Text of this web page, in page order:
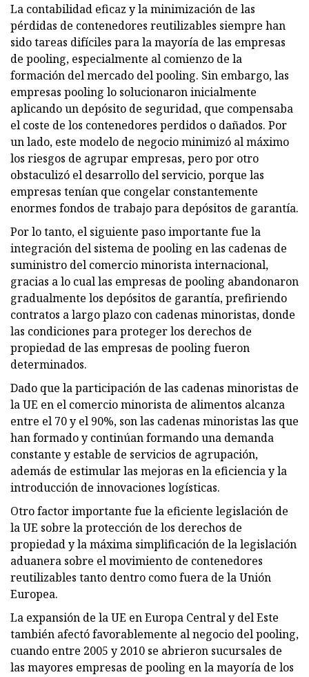
La contabilidad eficaz y la minimización de las
pérdidas de contenedores reutilizables siempre han
sido tareas difíciles para la mayoría de las empresas
de pooling, especialmente al comienzo de la
formación del mercado del pooling. Sin embargo, las
empresas pooling lo solucionaron inicialmente
aplicando un depósito de seguridad, que compensaba
el coste de los contenedores perdidos o dañados. Por
un lado, este modelo de negocio minimizó al máximo
los riesgos de agrupar empresas, pero por otro
obstaculizó el desarrollo del servicio, porque las
empresas tenían que congelar constantemente
enormes fondos de trabajo para depósitos de garantía.
Por lo tanto, el siguiente paso importante fue la
integración del sistema de pooling en las cadenas de
suministro del comercio minorista internacional,
gracias a lo cual las empresas de pooling abandonaron
gradualmente los depósitos de garantía, prefiriendo
contratos a largo plazo con cadenas minoristas, donde
las condiciones para proteger los derechos de
propiedad de las empresas de pooling fueron
determinados.
Dado que la participación de las cadenas minoristas de
la UE en el comercio minorista de alimentos alcanza
entre el 70 y el 90%, son las cadenas minoristas las que
han formado y continúan formando una demanda
constante y estable de servicios de agrupación,
además de estimular las mejoras en la eficiencia y la
introducción de innovaciones logísticas.
Otro factor importante fue la eficiente legislación de
la UE sobre la protección de los derechos de
propiedad y la máxima simplificación de la legislación
aduanera sobre el movimiento de contenedores
reutilizables tanto dentro como fuera de la Unión
Europea.
La expansión de la UE en Europa Central y del Este
también afectó favorablemente al negocio del pooling,
cuando entre 2005 y 2010 se abrieron sucursales de
las mayores empresas de pooling en la mayoría de los